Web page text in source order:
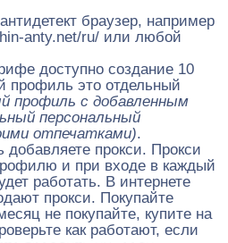
браузер, например
anty.net/ru/ или любой
доступно создание 10
профиль это отдельный
профиль с добавленным
персональный
отпечатками).
прокси. Прокси
и при входе в каждый
работать. В интернете
прокси. Покупайте
не покупайте, купите на
как работают, если